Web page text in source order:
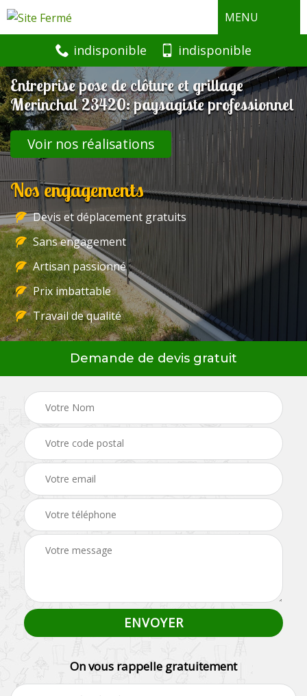
MENU
indisponible indisponible
Entreprise pose de clôture et grillage
Merinchal 23420: paysagiste professionnel
Voir nos réalisations
Nos engagements
Devis et déplacement gratuits
Sans engagement
Artisan passionné
Prix imbattable
Travail de qualité
Demande de devis gratuit
On vous rappelle gratuitement